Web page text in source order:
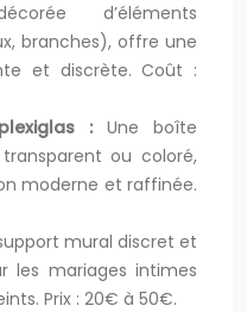
d’éléments
branches), offre une
et discrète. Coût :
: Une boîte
ou coloré,
moderne et raffinée.
mural discret et
les mariages intimes
Prix : 20€ à 50€.